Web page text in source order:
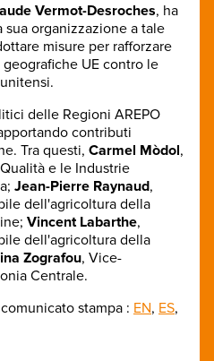
Vermot-Desroches, ha
organizzazione a tale
misure per rafforzare
UE contro le
delle Regioni AREPO
contributi
Tra questi, Carmel Mòdol,
e le Industrie
Jean-Pierre Raynaud,
dell'agricoltura della
Vincent Labarthe,
dell'agricoltura della
Zografou, Vice-
Centrale.
stampa : EN, ES,